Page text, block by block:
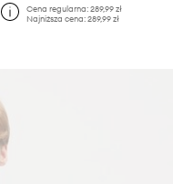
Cena regularna: 289,99 zł
Najniższa cena: 289,99 zł